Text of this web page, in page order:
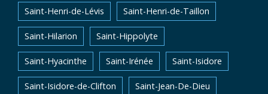
Saint-Henri-de-Lévis Saint-Henri-de-Taillon
Saint-Hilarion Saint-Hippolyte
Saint-Hyacinthe Saint-Irénée Saint-Isidore
Saint-Isidore-de-Clifton Saint-Jean-De-Dieu